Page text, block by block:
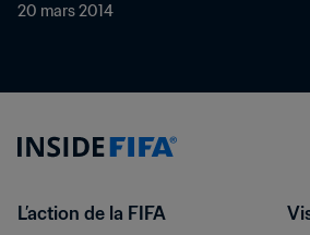
20 mars 2014
L’action de la FIFA